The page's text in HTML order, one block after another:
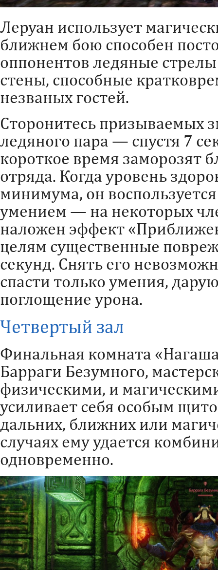
Леруан использует
ближнем бою способен
оппонентов ледяные
стены, способные
незваных гостей.
Сторонитесь призываемых
ледяного пара — спустя 7
короткое время заморозят
отряда. Когда уровень
минимума, он
умением — на некоторых
наложен эффект
целям существенные
секунд. Снять его
спасти только умения,
поглощение урона.
Четвертый зал
Финальная комната
Барраги Безумного,
физическими, и
усиливает себя особым
дальних, ближних или
случаях ему удается
одновременно.